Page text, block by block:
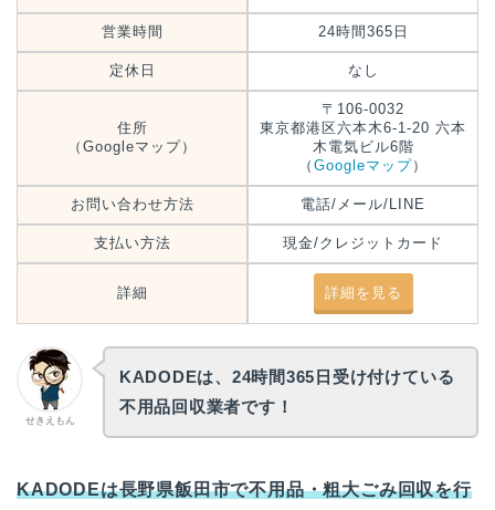
営業時間 24時間365日
定休日 なし
住所
（Googleマップ）
〒106-0032
東京都港区六本木6-1-20 六本
木電気ビル6階
（ Googleマップ）
お問い合わせ方法 電話/メール/LINE
支払い方法 現金/クレジットカード
詳細 詳細を見る
せきえもん
KADODEは、24時間365日受け付けている
不用品回収業者です！
KADODEは長野県飯田市で不用品・粗大ごみ回収を行